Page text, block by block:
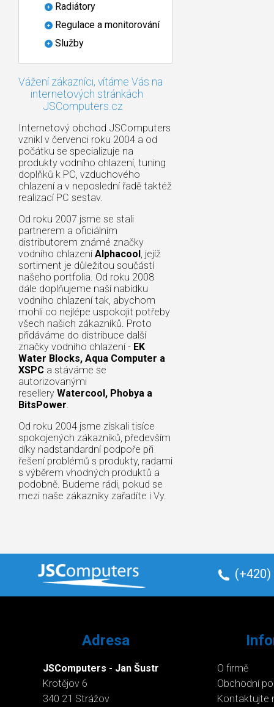
Radiátory
Regulace a monitorování
Služby
Vážení zákazníci, vítáme Vás na
internetových stránkách
JSComputers.cz
Internetový obchod JSComputers
vznikl v červenci roku 2004 a od
počátku se specializuje na
produkty vodního chlazení, tuning
doplňků k PC, vzduchového
chlazení a v neposlední řadě taktéž
realizací PC sestav.
Od roku 2007 jsme se stali
partnerem a oficiálním
distributorem známé značky
vodního chlazení Alphacool, jejíž
sortiment je důležitou součástí
našeho portfolia. Od roku 2008
dále doplňujeme naší nabídku
vodního chlazení tak, abychom
mohli co nejlépe uspokojit potřeby
všech našich zákazníků. Proto
přidáváme do distribuce další
značky vodního chlazení - EK
Water Blocks, Aqua Computer a
XSPC a stáváme se
autorizovanými
resellery Watercool, Phobya a
BitsPower.
Od roku 2004 jsme získali tisíce
spokojených zákazníků, především
díky nadstandardní podpoře při
řešení problémů s produkty, radami
s výběrem vhodných produktů a
podobně. Budeme rádi, pokud se
mezi naše zákazníky zařadíte i Vy.
(+420)
Adresa
JSComputers - Jan Šustr
Krotějov 6
340 21 Strážov
O firmě
Obchodní
Kontaktujte